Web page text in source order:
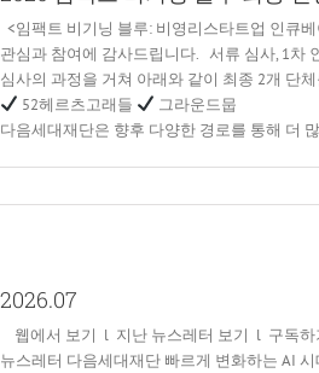
<임팩트 비기닝 블루: 비영리스타트업 인큐
관심과 참여에 감사드립니다. 서류 심사, 1차
심사의 과정을 거쳐 아래와 같이 최종 2개 단
52헤르츠고래들
그라운드뭅
다음세대재단은 향후 다양한 경로를 통해 더
2026.07
웹에서 보기 l 지난 뉴스레터 보기 l 구독하
뉴스레터 다음세대재단 빠르게 변화하는 AI